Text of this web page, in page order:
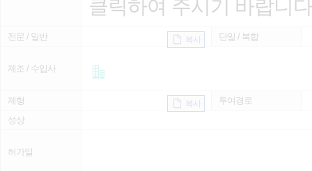
클릭하여 주시기 바랍니
전문 / 일반 복사 단일 / 복합
제조 / 수입사
제형 복사
투여경로
성상
허가일